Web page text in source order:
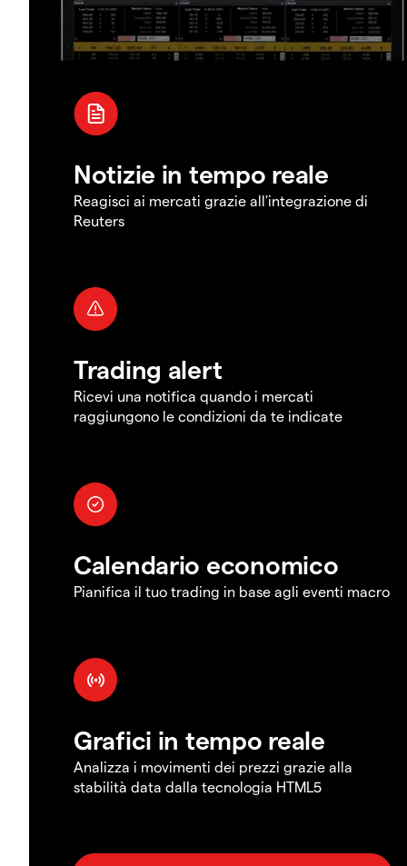
Notizie in tempo reale
Reagisci ai mercati grazie all'integrazione di
Reuters
Trading alert
Ricevi una notifica quando i mercati
raggiungono le condizioni da te indicate
Calendario economico
Pianifica il tuo trading in base agli eventi macro
Grafici in tempo reale
Analizza i movimenti dei prezzi grazie alla
stabilità data dalla tecnologia HTML5